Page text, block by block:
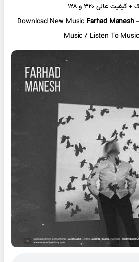
کیفیت عالی ۳۲۰ و ۱۲۸
Download New Music Farhad Manesh–
Music / Listen To